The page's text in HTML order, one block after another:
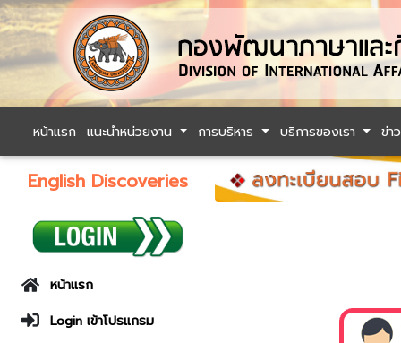
หน้าแรก แนะนำหน่วยงาน การบริหาร บริการของเรา ข่า
English Discoveries
หน้าแรก
Login เข้าโปรแกรม